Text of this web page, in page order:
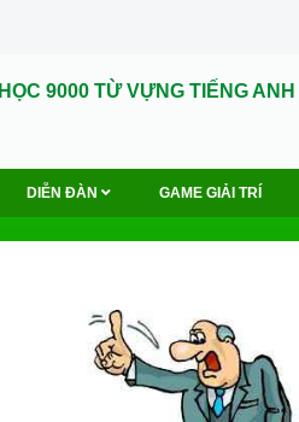
HỌC 9000 TỪ VỰNG TIẾNG ANH
DIỄN ĐÀN GAME GIẢI TRÍ